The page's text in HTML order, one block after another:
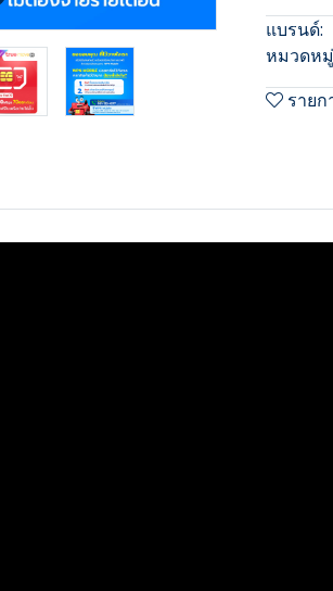
แบรนด์:
หมวดห
ราย